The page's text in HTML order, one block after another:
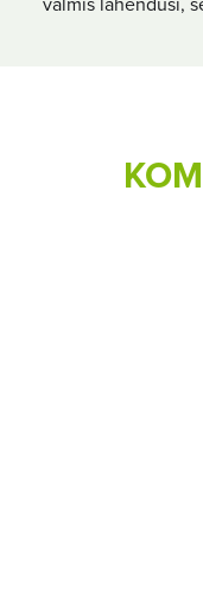
valmis lahendusi,